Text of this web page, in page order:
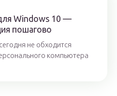
Windows 10 —
пошагово
не обходится
компьютера